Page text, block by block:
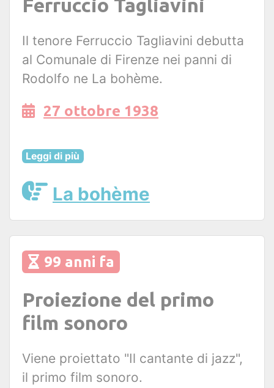
Ferruccio Tagliavini
Il tenore Ferruccio Tagliavini debutta
al Comunale di Firenze nei panni di
Rodolfo ne La bohème.
27 ottobre 1938
Leggi di più
La bohème
99 anni fa
Proiezione del primo
film sonoro
Viene proiettato "Il cantante di jazz",
il primo film sonoro.